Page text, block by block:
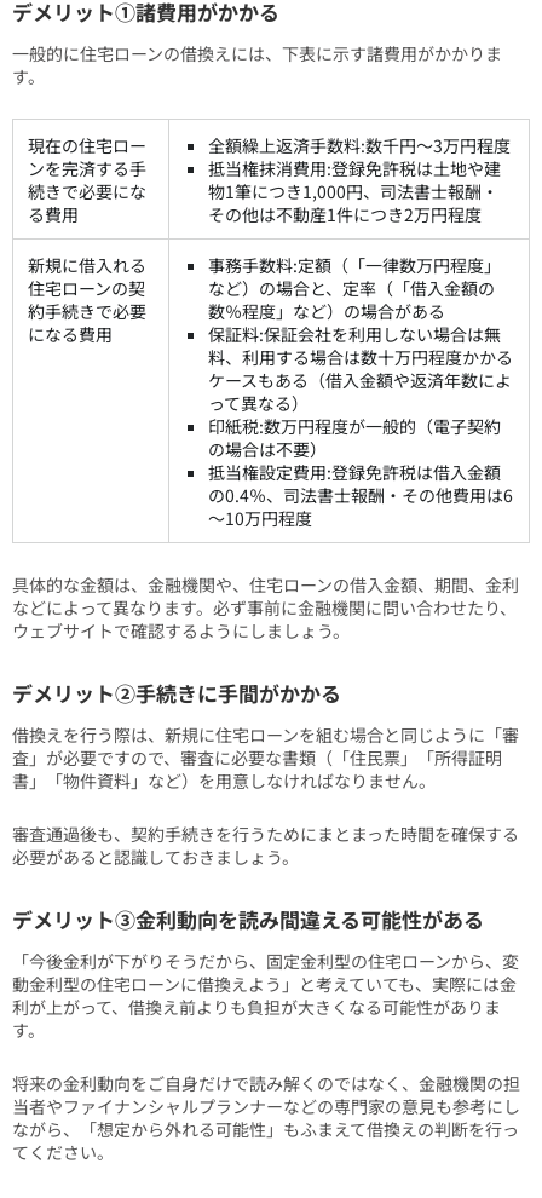
デメリット①諸費用がかかる
一般的に住宅ローンの借換えには、下表に示す諸費用がかかりま
す。
現在の住宅ロー
ンを完済する手
続きで必要にな
る費用
全額繰上返済手数料:数千円～3万円程度
抵当権抹消費用:登録免許税は土地や建
物1筆につき1,000円、司法書士報酬・
その他は不動産1件につき2万円程度
新規に借入れる
住宅ローンの契
約手続きで必要
になる費用
事務手数料:定額（「一律数万円程度」
など）の場合と、定率（「借入金額の
数％程度」など）の場合がある
保証料:保証会社を利用しない場合は無
料、利用する場合は数十万円程度かかる
ケースもある（借入金額や返済年数によ
って異なる）
印紙税:数万円程度が一般的（電子契約
の場合は不要）
抵当権設定費用:登録免許税は借入金額
の0.4％、司法書士報酬・その他費用は6
～10万円程度
具体的な金額は、金融機関や、住宅ローンの借入金額、期間、金利
などによって異なります。必ず事前に金融機関に問い合わせたり、
ウェブサイトで確認するようにしましょう。
デメリット②手続きに手間がかかる
借換えを行う際は、新規に住宅ローンを組む場合と同じように「審
査」が必要ですので、審査に必要な書類（「住民票」「所得証明
書」「物件資料」など）を用意しなければなりません。
審査通過後も、契約手続きを行うためにまとまった時間を確保する
必要があると認識しておきましょう。
デメリット③金利動向を読み間違える可能性がある
「今後金利が下がりそうだから、固定金利型の住宅ローンから、変
動金利型の住宅ローンに借換えよう」と考えていても、実際には金
利が上がって、借換え前よりも負担が大きくなる可能性がありま
す。
将来の金利動向をご自身だけで読み解くのではなく、金融機関の担
当者やファイナンシャルプランナーなどの専門家の意見も参考にし
ながら、「想定から外れる可能性」もふまえて借換えの判断を行っ
てください。